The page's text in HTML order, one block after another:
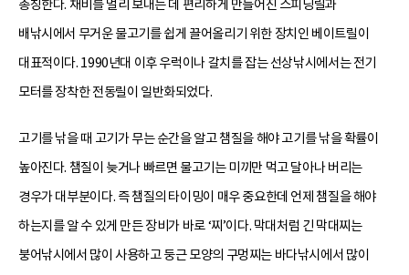
총칭한다. 채비를 멀리 보내는 데 편리하게 만들어진 스피닝릴과
배낚시에서 무거운 물고기를 쉽게 끌어올리기 위한 장치인 베이트릴이
대표적이다. 1990년대 이후 우럭이나 갈치를 잡는 선상낚시에서는 전기
모터를 장착한 전동릴이 일반화되었다.
고기를 낚을 때 고기가 무는 순간을 알고 챔질을 해야 고기를 낚을 확률이
높아진다. 챔질이 늦거나 빠르면 물고기는 미끼만 먹고 달아나 버리는
경우가 대부분이다. 즉 챔질의 타이밍이 매우 중요한데 언제 챔질을 해야
하는지를 알 수 있게 만든 장비가 바로 ‘찌’이다. 막대처럼 긴 막대찌는
붕어낚시에서 많이 사용하고 둥근 모양의 구멍찌는 바다낚시에서 많이